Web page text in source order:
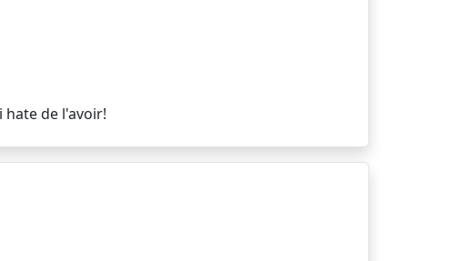
hate de l'avoir!